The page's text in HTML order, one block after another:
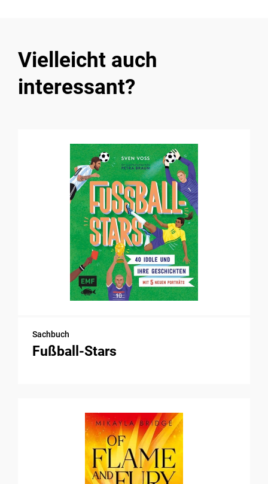
Vielleicht auch
interessant?
Sachbuch
Fußball-Stars